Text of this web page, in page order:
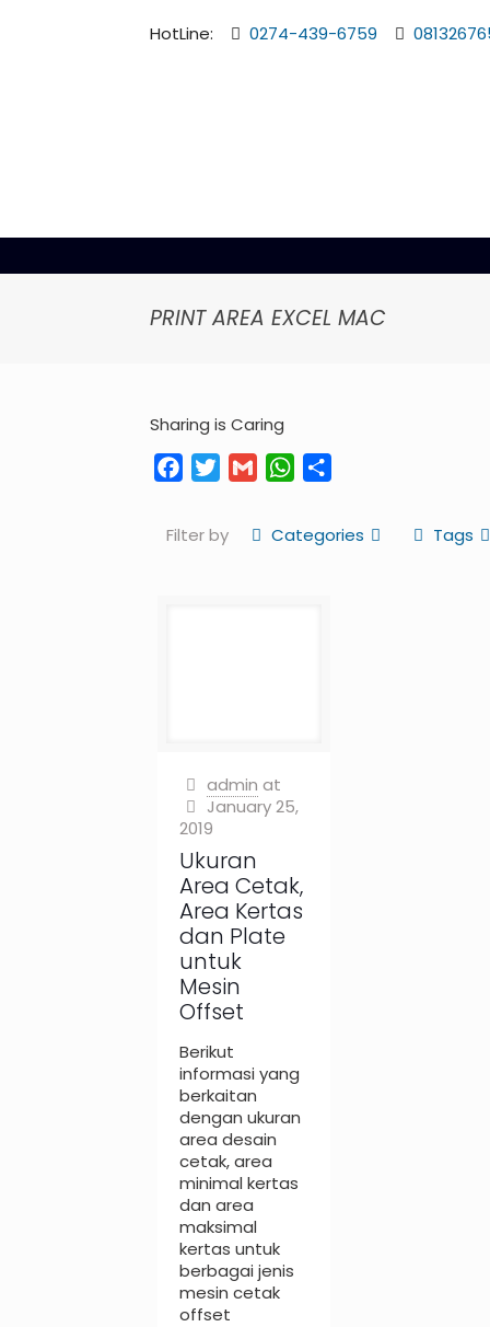
HotLine: 0274-439-6759
PRINT AREA EXCEL MAC
Sharing is Caring
FacebookTwitterGmail WhatsApp
Filter by Categories Tags
admin at
January 25,
2019
Ukuran
Area Cetak,
Area Kertas
dan Plate
untuk
Mesin
Offset
Berikut
informasi yang
berkaitan
dengan ukuran
area desain
cetak, area
minimal kertas
dan area
maksimal
kertas untuk
berbagai jenis
mesin cetak
offset